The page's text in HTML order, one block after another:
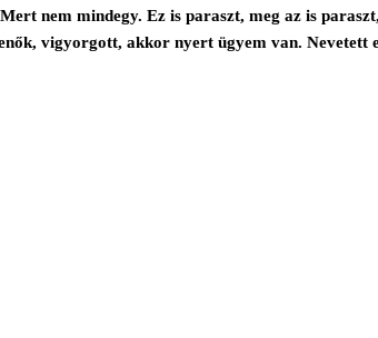
nem mindegy. Ez is paraszt, meg az is
vigyorgott, akkor nyert ügyem van. Nevetett